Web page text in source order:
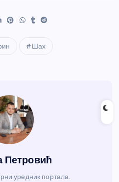
Шах
Петровић
уредник портала.